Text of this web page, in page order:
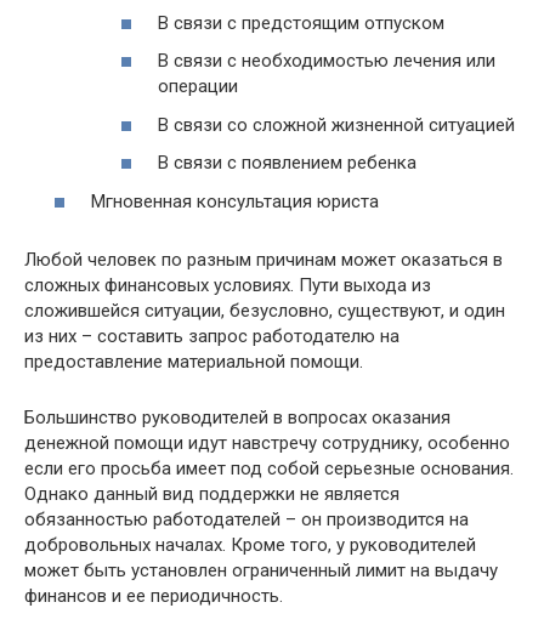
В связи с предстоящим отпуском
В связи с необходимостью лечения или
операции
В связи со сложной жизненной ситуацией
В связи с появлением ребенка
Мгновенная консультация юриста
Любой человек по разным причинам может оказаться в
сложных финансовых условиях. Пути выхода из
сложившейся ситуации, безусловно, существуют, и один
из них – составить запрос работодателю на
предоставление материальной помощи.
Большинство руководителей в вопросах оказания
денежной помощи идут навстречу сотруднику, особенно
если его просьба имеет под собой серьезные основания.
Однако данный вид поддержки не является
обязанностью работодателей – он производится на
добровольных началах. Кроме того, у руководителей
может быть установлен ограниченный лимит на выдачу
финансов и ее периодичность.